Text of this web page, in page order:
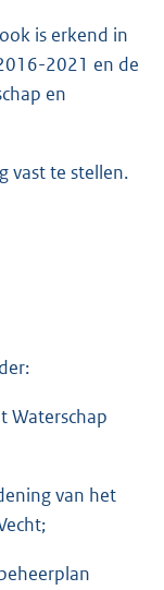
is erkend in
2021 en de
en
vast te stellen.
Waterschap
van het